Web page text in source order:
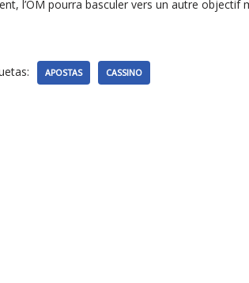
l’OM pourra basculer vers un autre objectif
APOSTAS CASSINO